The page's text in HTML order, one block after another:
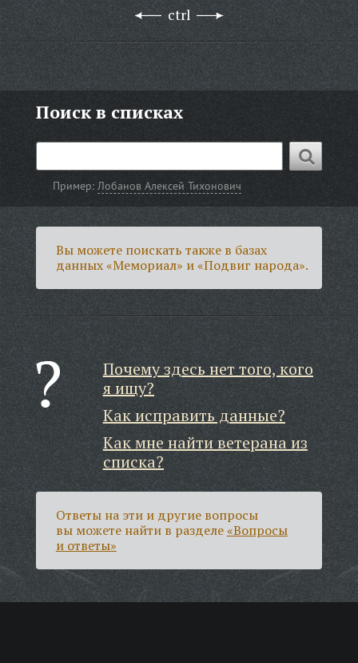
ctrl
Поиск в списках
Пример:Лобанов Алексей Тихонович
Вы можете поискать также в базах
данных «Мемориал» и «Подвиг народа».
Почему здесь нет того, кого
я ищу?
Как исправить данные?
Как мне найти ветерана из
списка?
Ответы на эти и другие вопросы
вы можете найти в разделе«Вопросы
и ответы»